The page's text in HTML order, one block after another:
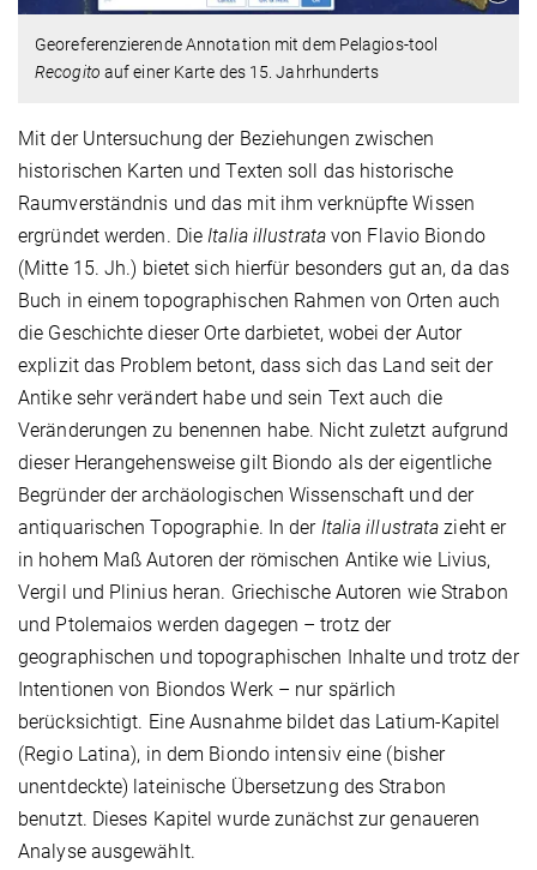
Georeferenzierende Annotation mit dem Pelagios-tool
Recogito auf einer Karte des 15. Jahrhunderts
Mit der Untersuchung der Beziehungen zwischen
historischen Karten und Texten soll das historische
Raumverständnis und das mit ihm verknüpfte Wissen
ergründet werden. Die Italia illustratavon Flavio Biondo
(Mitte 15. Jh.) bietet sich hierfür besonders gut an, da das
Buch in einem topographischen Rahmen von Orten auch
die Geschichte dieser Orte darbietet, wobei der Autor
explizit das Problem betont, dass sich das Land seit der
Antike sehr verändert habe und sein Text auch die
Veränderungen zu benennen habe. Nicht zuletzt aufgrund
dieser Herangehensweise gilt Biondo als der eigentliche
Begründer der archäologischen Wissenschaft und der
antiquarischen Topographie. In der Italia illustrata zieht er
in hohem Maß Autoren der römischen Antike wie Livius,
Vergil und Plinius heran. Griechische Autoren wie Strabon
und Ptolemaios werden dagegen – trotz der
geographischen und topographischen Inhalte und trotz der
Intentionen von Biondos Werk – nur spärlich
berücksichtigt. Eine Ausnahme bildet das Latium-Kapitel
(Regio Latina), in dem Biondo intensiv eine (bisher
unentdeckte) lateinische Übersetzung des Strabon
benutzt. Dieses Kapitel wurde zunächst zur genaueren
Analyse ausgewählt.